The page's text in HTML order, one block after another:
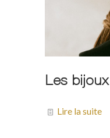
Les
Lire la suite